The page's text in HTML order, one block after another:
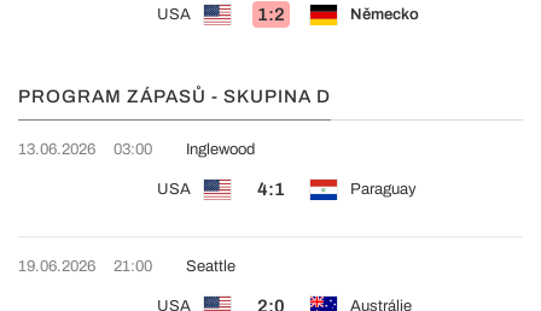
USA 1:2 Německo
PROGRAM ZÁPASŮ - SKUPINA D
13.06.2026 03:00
USA 4:1 Paraguay
Inglewood
19.06.2026 21:00
USA 2:0 Austrálie
Seattle